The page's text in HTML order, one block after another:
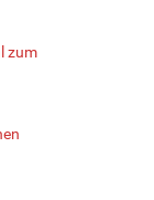
zum